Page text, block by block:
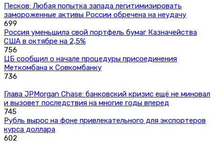
Песков: Любая попытка запада легитимизировать
замороженные активы России обречена на неудачу
699
Россия уменьшила свой портфель бумаг Казначейства
США в октябре на 2,5%
756
ЦБ сообщил о начале процедуры присоединения
Меткомбана к Совкомбанку
736
Глава JPMorgan Chase: банковский кризис ещё не миновал
и вызовет последствия на многие годы вперед
745
Рубль вырос на фоне привлекательного для экспортеров
курса доллара
602